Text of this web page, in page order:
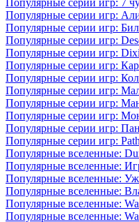
Популярные серии игр: 7
Популярные серии игр:
Популярные серии игр:
Популярные серии игр:
Популярные серии игр:
Популярные серии игр:
Популярные серии игр:
Популярные серии игр:
Популярные серии игр:
Популярные серии игр:
Популярные серии игр:
Популярные серии игр:
Популярные вселенные:
Популярные вселенные:
Популярные вселенные:
Популярные вселенные:
Популярные вселенные:
Популярные вселенные: